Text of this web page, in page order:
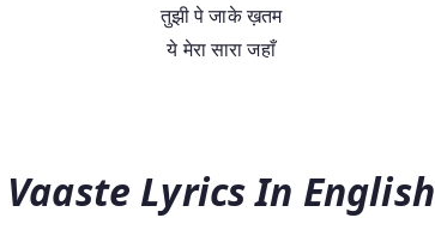
तुझी पे जाके ख़तम
ये मेरा सारा जहाँ
Vaaste Lyrics In English